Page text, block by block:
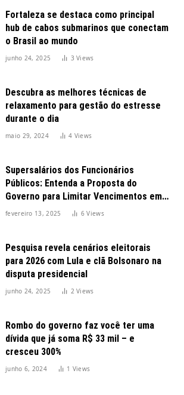
Fortaleza se destaca como principal
hub de cabos submarinos que conectam
o Brasil ao mundo
junho 24, 2025 3Views
Descubra as melhores técnicas de
relaxamento para gestão do estresse
durante o dia
maio 29, 2024 4 Views
Supersalários dos Funcionários
Públicos: Entenda a Proposta do
Governo para Limitar Vencimentos em
2025
fevereiro 13, 2025 6Views
Pesquisa revela cenários eleitorais
para 2026 com Lula e clã Bolsonaro na
disputa presidencial
junho 24, 2025 2Views
Rombo do governo faz você ter uma
dívida que já soma R$ 33 mil – e
cresceu 300%
junho 6, 2024 1 Views